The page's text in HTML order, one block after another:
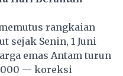
rangkaian
sejak Senin, 1 Juni
emas Antam turun
— koreksi